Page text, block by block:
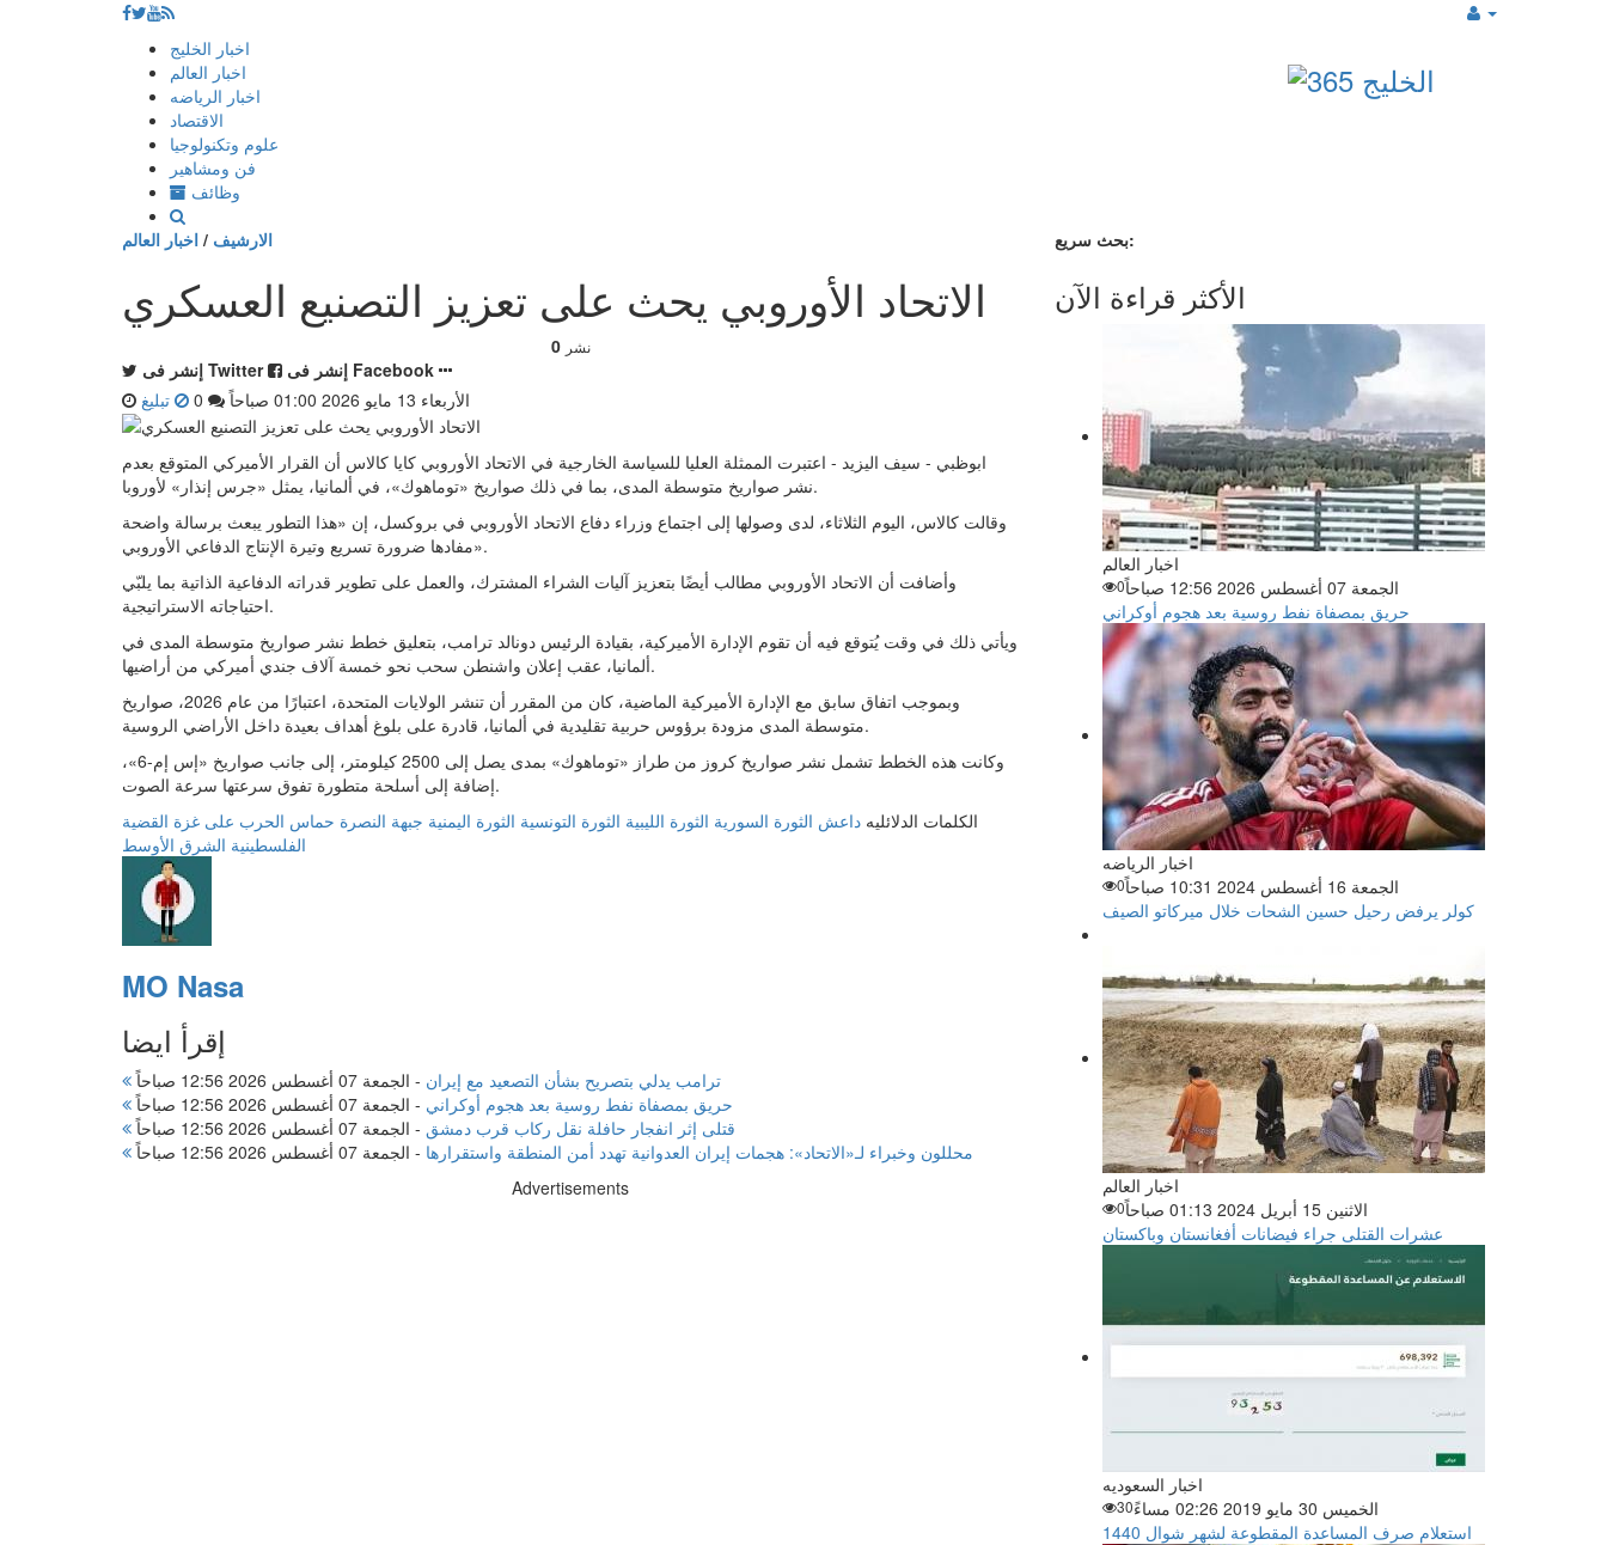
إذهب
المحتوى
اخبار الخليج
اخبار العالم
اخبار الرياضه
الاقتصاد
علوم وتكنولوجيا
فن ومشاهير
وظائف
الارشيف / اخبار العالم
الاتحاد الأوروبي يحث على تعزيز التصنيع العسكري
0 نشر
إنشر فى Twitter
إنشر فى Facebook
الأربعاء 13 مايو 2026 01:00 صباحاً
تبليغ
ابوظبي - سيف اليزيد - اعتبرت الممثلة العليا للسياسة الخارجية في الاتحاد الأوروبي كايا كالاس أن القرار الأميركي المتوقع بعدم
نشر صواريخ متوسطة المدى، بما في ذلك صواريخ «توماهوك»، في ألمانيا، يمثل «جرس إنذار» لأوروبا.
وقالت كالاس، اليوم الثلاثاء، لدى وصولها إلى اجتماع وزراء دفاع الاتحاد الأوروبي في بروكسل، إن «هذا التطور يبعث برسالة واضحة
مفادها ضرورة تسريع وتيرة الإنتاج الدفاعي الأوروبي».
وأضافت أن الاتحاد الأوروبي مطالب أيضًا بتعزيز آليات الشراء المشترك، والعمل على تطوير قدراته الدفاعية الذاتية بما يلبّي
احتياجاته الاستراتيجية.
ويأتي ذلك في وقت يُتوقع فيه أن تقوم الإدارة الأميركية، بقيادة الرئيس دونالد ترامب، بتعليق خطط نشر صواريخ متوسطة المدى في
ألمانيا، عقب إعلان واشنطن سحب نحو خمسة آلاف جندي أميركي من أراضيها.
وبموجب اتفاق سابق مع الإدارة الأميركية الماضية، كان من المقرر أن تنشر الولايات المتحدة، اعتبارًا من عام 2026، صواريخ
متوسطة المدى مزودة برؤوس حربية تقليدية في ألمانيا، قادرة على بلوغ أهداف بعيدة داخل الأراضي الروسية.
وكانت هذه الخطط تشمل نشر صواريخ كروز من طراز «توماهوك» بمدى يصل إلى 2500 كيلومتر، إلى جانب صواريخ «إس إم-6»،
إضافة إلى أسلحة متطورة تفوق سرعتها سرعة الصوت.
الكلمات الدلائليه داعش الثورة السورية الثورة الليبية الثورة التونسية الثورة اليمنية جبهة النصرة حماس الحرب على غزة القضية
الفلسطينية الشرق الأوسط
MO Nasa
إقرأ ايضا
ترامب يدلي بتصريح بشأن التصعيد مع إيران - الجمعة 07 أغسطس 2026 12:56 صباحاً
حريق بمصفاة نفط روسية بعد هجوم أوكراني - الجمعة 07 أغسطس 2026 12:56 صباحاً
قتلى إثر انفجار حافلة نقل ركاب قرب دمشق - الجمعة 07 أغسطس 2026 12:56 صباحاً
محللون وخبراء لـ«الاتحاد»: هجمات إيران العدوانية تهدد أمن المنطقة واستقرارها - الجمعة 07 أغسطس 2026 12:56 صباحاً
Advertisements
بحث سريع:
الأكثر قراءة الآن
اخبار العالم
الجمعة 07 أغسطس 2026 12:56 صباحاً
0
حريق بمصفاة نفط روسية بعد هجوم أوكراني
اخبار الرياضه
الجمعة 16 أغسطس 2024 10:31 صباحاً
0
كولر يرفض رحيل حسين الشحات خلال ميركاتو الصيف
اخبار العالم
الاثنين 15 أبريل 2024 01:13 صباحاً
0
عشرات القتلى جراء فيضانات أفغانستان وباكستان
اخبار السعوديه
الخميس 30 مايو 2019 02:26 مساءً
30
استعلام صرف المساعدة المقطوعة لشهر شوال 1440